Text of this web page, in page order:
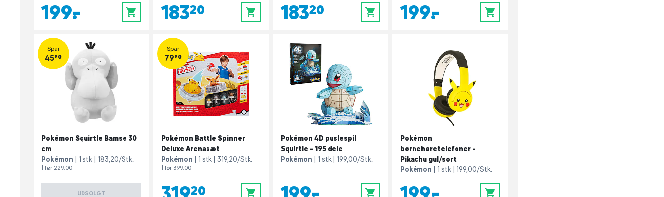
199,- 0 183,20 0 183,20 0 199,- 0
Spar
45,80
Pokémon Squirtle Bamse 30
cm
Pokémon
1 stk 183,20/Stk.
| før 229,00
UDSOLGT
Spar
79,80
Pokémon Battle Spinner
Deluxe Arenasæt
Pokémon
1 stk 319,20/Stk.
| før 399,00
0
Pokémon 4D puslespil
Squirtle - 195 dele
Pokémon
1 stk 199,00/Stk.
0
Pokémon
børnehøretelefoner -
Pikachu gul/sort
Pokémon
1 stk 199,00/Stk.
0